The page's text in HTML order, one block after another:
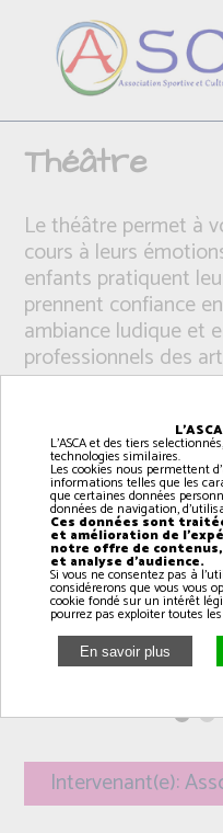
Théâtre
Le théâtre permet à
cours à leurs
enfants pratiquent
prennent confiance
ambiance ludique et
professionnels des
Intervenant(e):
L'ASCA et des tiers
technologies similaires.
Les cookies nous permettent
informations telles que les
que certaines données
données de navigation,
Ces données sont
et amélioration de
notre offre de
et analyse d'audience.
Si vous ne consentez pas à
considérerons que vous vous
cookie fondé sur un intérêt
pourrez pas exploiter toutes